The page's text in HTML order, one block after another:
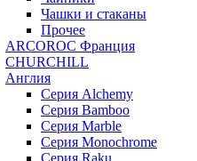
Чашки и стаканы
Прочее
ARCOROC Франция
CHURCHILL
Англия
Серия Alchemy
Серия Bamboo
Серия Marble
Серия Monochrome
Серия Raku